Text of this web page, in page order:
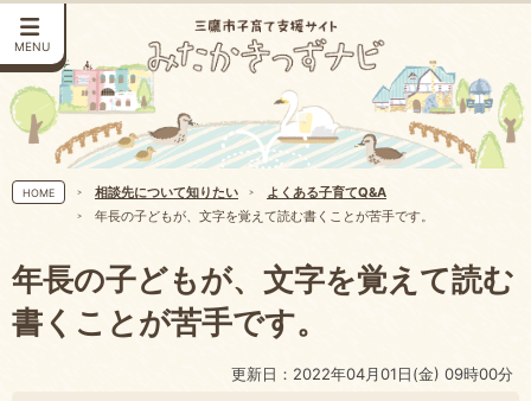
MENU
HOME 相談先について知りたい
よくある子育てQ&A
年長の子どもが、文字を覚えて読む書くことが苦手です。
年長の子どもが、文字を覚えて読む
書くことが苦手です。
更新日：2022年04月01日(金) 09時00分